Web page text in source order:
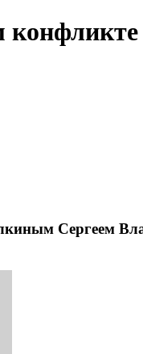
конфликте
Сергеем